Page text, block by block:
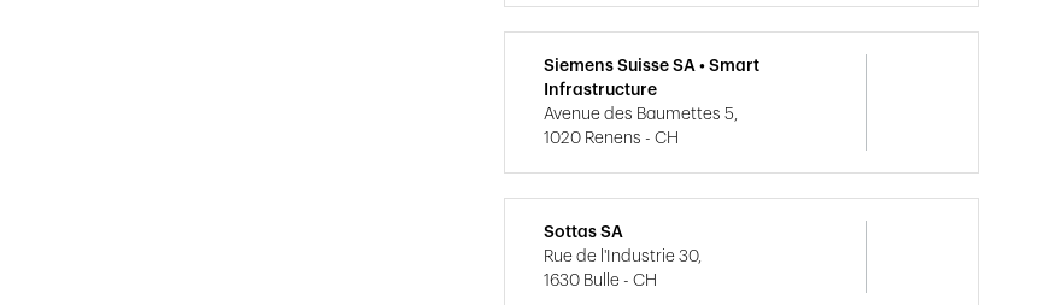
Siemens Suisse SA • Smart
Infrastructure
Avenue des Baumettes 5,
1020 Renens - CH
Sottas SA
Rue de l'Industrie 30,
1630 Bulle - CH